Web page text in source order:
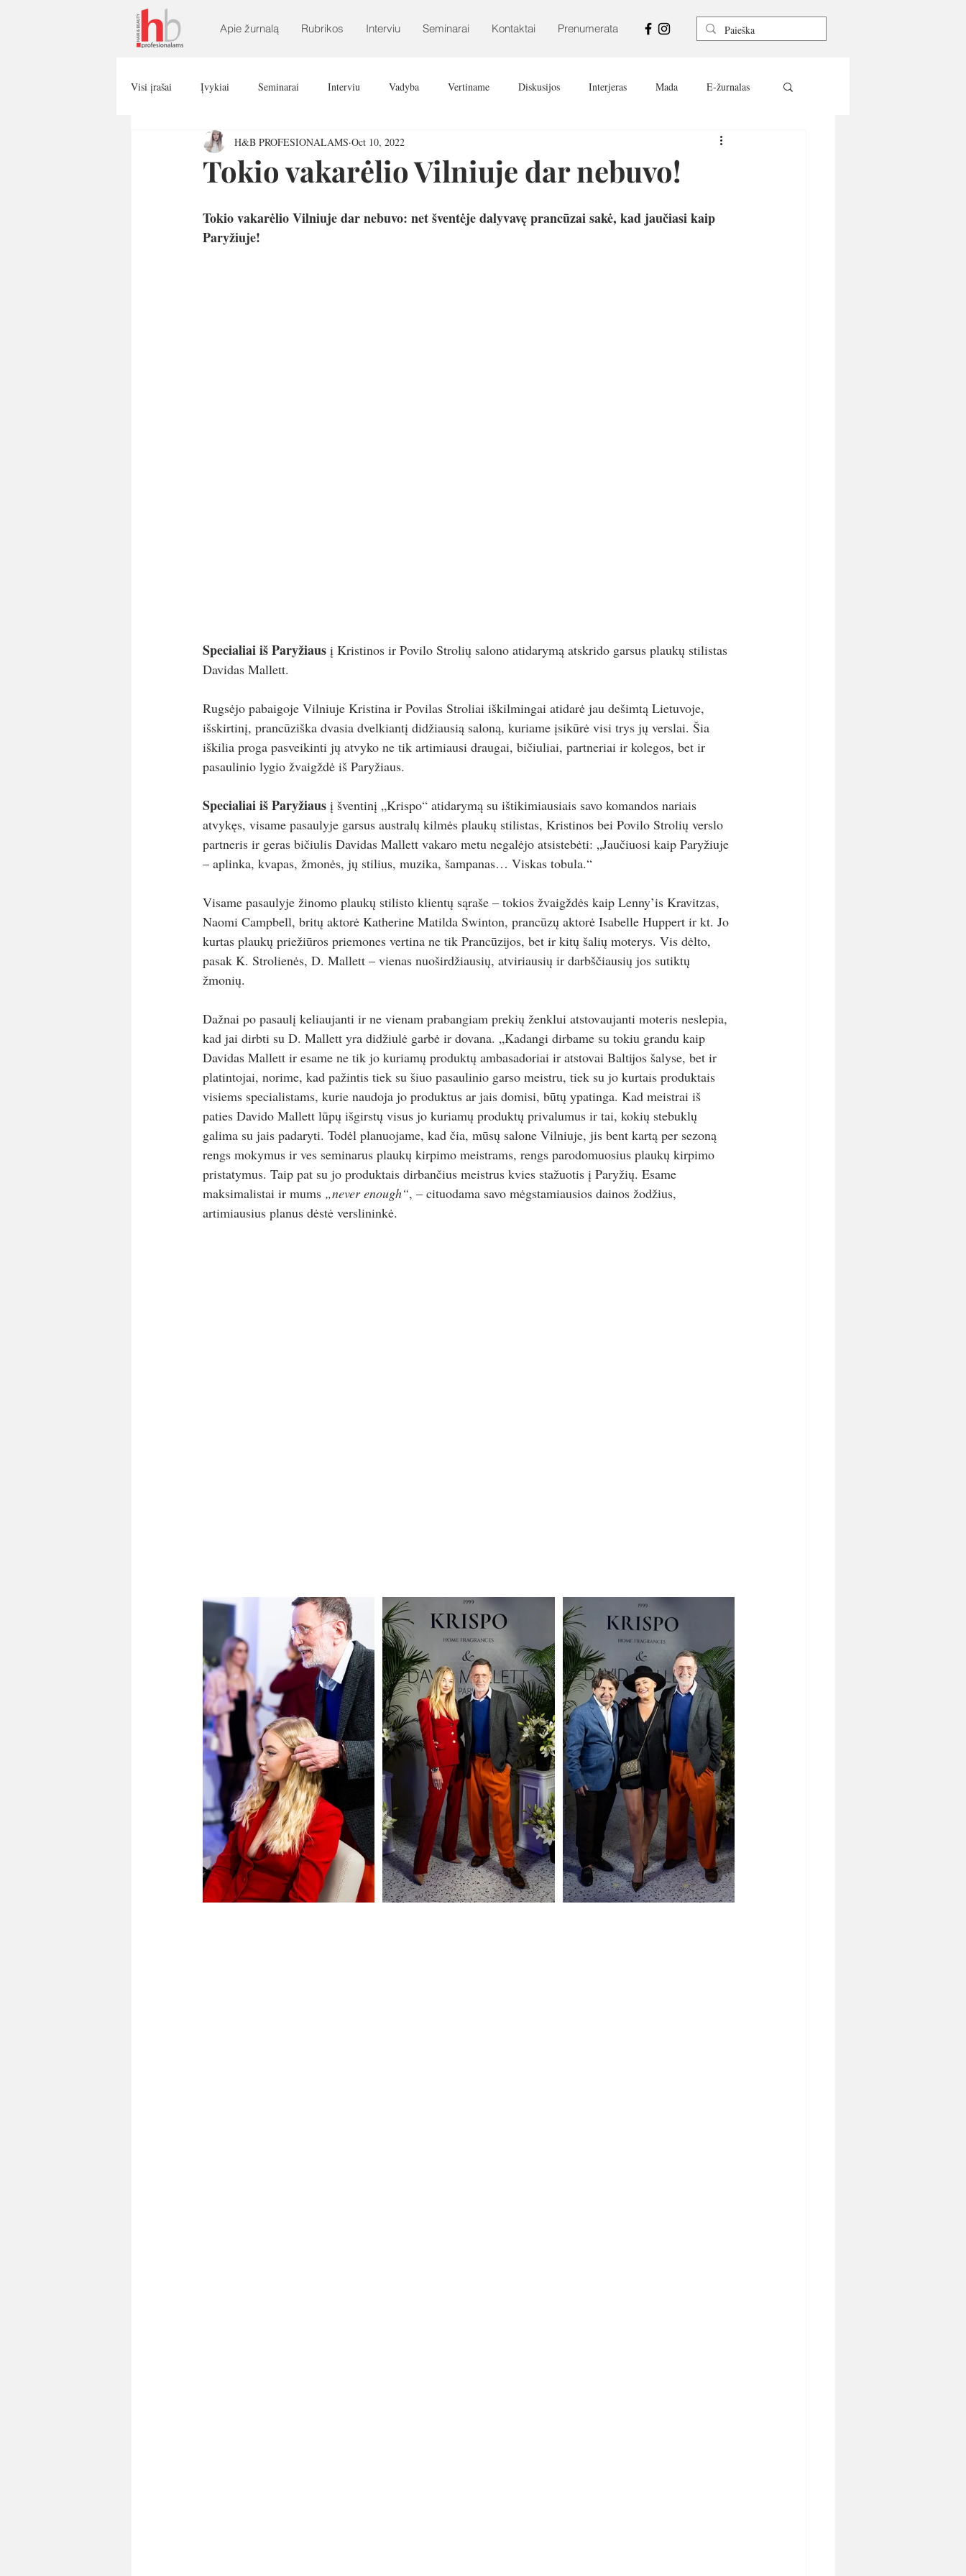
Apie žurnalą Rubrikos Interviu Seminarai Kontaktai Prenumerata
Visi įrašai Įvykiai Seminarai Interviu Vadyba Vertiname Diskusijos Interjeras Mada E-žurnalas
Tokio vakarėlio Vilniuje dar nebuvo!
H&B PROFESIONALAMS Oct 10, 2022
Tokio vakarėlio Vilniuje dar nebuvo: net šventėje dalyvavę prancūzai sakė, kad jaučiasi kaip
Paryžiuje!
Specialiai iš Paryžiaus į Kristinos ir Povilo Strolių salono atidarymą atskrido garsus plaukų stilistas
Davidas Mallett.
Rugsėjo pabaigoje Vilniuje Kristina ir Povilas Stroliai iškilmingai atidarė jau dešimtą Lietuvoje,
išskirtinį, prancūziška dvasia dvelkiantį didžiausią saloną, kuriame įsikūrė visi trys jų verslai. Šia
iškilia proga pasveikinti jų atvyko ne tik artimiausi draugai, bičiuliai, partneriai ir kolegos, bet ir
pasaulinio lygio žvaigždė iš Paryžiaus.
Specialiai iš Paryžiaus į šventinį „Krispo“ atidarymą su ištikimiausiais savo komandos nariais
atvykęs, visame pasaulyje garsus australų kilmės plaukų stilistas, Kristinos bei Povilo Strolių verslo
partneris ir geras bičiulis Davidas Mallett vakaro metu negalėjo atsistebėti: „Jaučiuosi kaip Paryžiuje
– aplinka, kvapas, žmonės, jų stilius, muzika, šampanas… Viskas tobula.“
Visame pasaulyje žinomo plaukų stilisto klientų sąraše – tokios žvaigždės kaip Lenny’is Kravitzas,
Naomi Campbell, britų aktorė Katherine Matilda Swinton, prancūzų aktorė Isabelle Huppert ir kt. Jo
kurtas plaukų priežiūros priemones vertina ne tik Prancūzijos, bet ir kitų šalių moterys. Vis dėlto,
pasak K. Strolienės, D. Mallett – vienas nuoširdžiausių, atviriausių ir darbščiausių jos sutiktų
žmonių.
Dažnai po pasaulį keliaujanti ir ne vienam prabangiam prekių ženklui atstovaujanti moteris neslepia,
kad jai dirbti su D. Mallett yra didžiulė garbė ir dovana. „Kadangi dirbame su tokiu grandu kaip
Davidas Mallett ir esame ne tik jo kuriamų produktų ambasadoriai ir atstovai Baltijos šalyse, bet ir
platintojai, norime, kad pažintis tiek su šiuo pasaulinio garso meistru, tiek su jo kurtais produktais
visiems specialistams, kurie naudoja jo produktus ar jais domisi, būtų ypatinga. Kad meistrai iš
paties Davido Mallett lūpų išgirstų visus jo kuriamų produktų privalumus ir tai, kokių stebuklų
galima su jais padaryti. Todėl planuojame, kad čia, mūsų salone Vilniuje, jis bent kartą per sezoną
rengs mokymus ir ves seminarus plaukų kirpimo meistrams, rengs parodomuosius plaukų kirpimo
pristatymus. Taip pat su jo produktais dirbančius meistrus kvies stažuotis į Paryžių. Esame
maksimalistai ir mums „never enough“, – cituodama savo mėgstamiausios dainos žodžius,
artimiausius planus dėstė verslininkė.